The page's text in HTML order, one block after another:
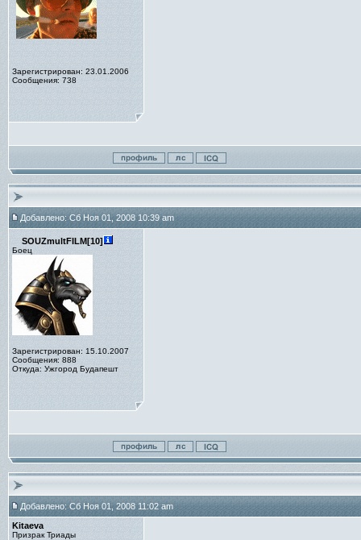
Зарегистрирован: 23.01.2006
Сообщения: 738
Добавлено: Сб Ноя 01, 2008 10:39 am
SOUZmultFILM[10]
Боец
Зарегистрирован: 15.10.2007
Сообщения: 888
Откуда: Ужгород Будапешт
Добавлено: Сб Ноя 01, 2008 11:02 am
Kitaeva
Призрак Триады